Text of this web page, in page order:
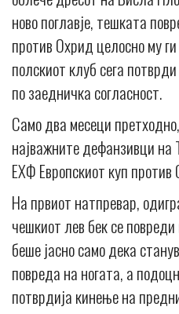
ново поглавје, тешката
против Охрид целосно му
полскиот клуб сега
по заедничка согласност.
Само два месеци
најважните дефанзивци
ЕХФ Европскиот куп
На првиот натпревар,
чешкиот лев бек се
беше јасно само дека
повреда на ногата, а
потврдија кинење на